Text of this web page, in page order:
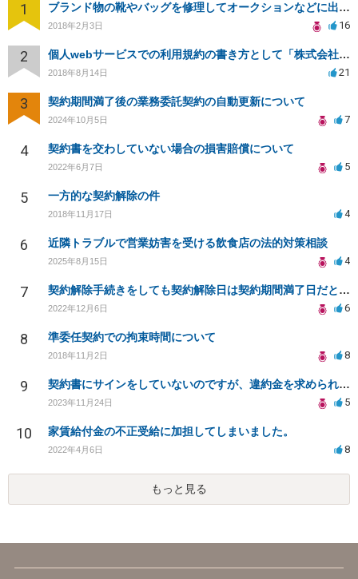
1 ブランド物の靴やバッグを修理してオークションなどに出品したりすることは商標権の侵害にあたりますか？
2018年2月3日 16
2 個人webサービスでの利用規約の書き方として「株式会社○○（以下当社）」と違う表現はありますか？
2018年8月14日 21
3 契約期間満了後の業務委託契約の自動更新について
2024年10月5日 7
4 契約書を交わしていない場合の損害賠償について
2022年6月7日 5
5 一方的な契約解除の件
2018年11月17日 4
6 近隣トラブルで営業妨害を受ける飲食店の法的対策相談
2025年8月15日 4
7 契約解除手続きをしても契約解除日は契約期間満了日だと言われました。
2022年12月6日 6
8 準委任契約での拘束時間について
2018年11月2日 8
9 契約書にサインをしていないのですが、違約金を求められる。
2023年11月24日 5
10 家賃給付金の不正受給に加担してしまいました。
2022年4月6日 8
もっと見る